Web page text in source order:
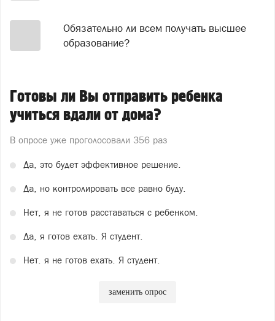
Обязательно ли всем получать высшее
образование?
Готовы ли Вы отправить ребенка
учиться вдали от дома?
В опросе уже проголосовали 356 раз
Да, это будет эффективное решение.
Да, но контролировать все равно буду.
Нет, я не готов расставаться с ребенком.
Да, я готов ехать. Я студент.
Нет. я не готов ехать. Я студент.
заменить опрос